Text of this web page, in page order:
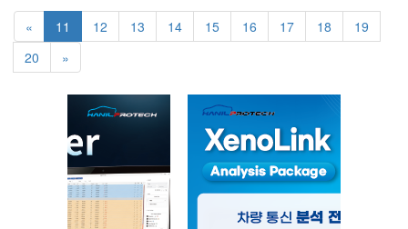
« 11 12 13 14 15 16 17 18
19
20
»